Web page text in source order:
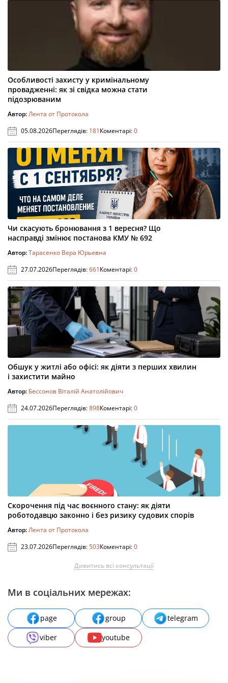
Особливості захисту у кримінальному
провадженні: як зі свідка можна стати
підозрюваним
Автор:Лента от Протокола
05.08.2026Переглядів: 181Коментарі:0
Чи скасують бронювання з 1 вересня? Що
насправді змінює постанова КМУ № 692
Автор:Тарасенко Вера Юрьевна
27.07.2026Переглядів:661Коментарі:0
Обшук у житлі або офісі: як діяти з перших хвилин
і захистити майно
Автор: Бессонов Віталій Анатолійович
24.07.2026Переглядів:898Коментарі:0
Скорочення під час воєнного стану: як діяти
роботодавцю законно і без ризику судових спорів
Автор:Лента от Протокола
23.07.2026Переглядів:503Коментарі:0
Дивитись всі консультації
Ми в соціальних мережах:
page group
telegram
viber
youtube